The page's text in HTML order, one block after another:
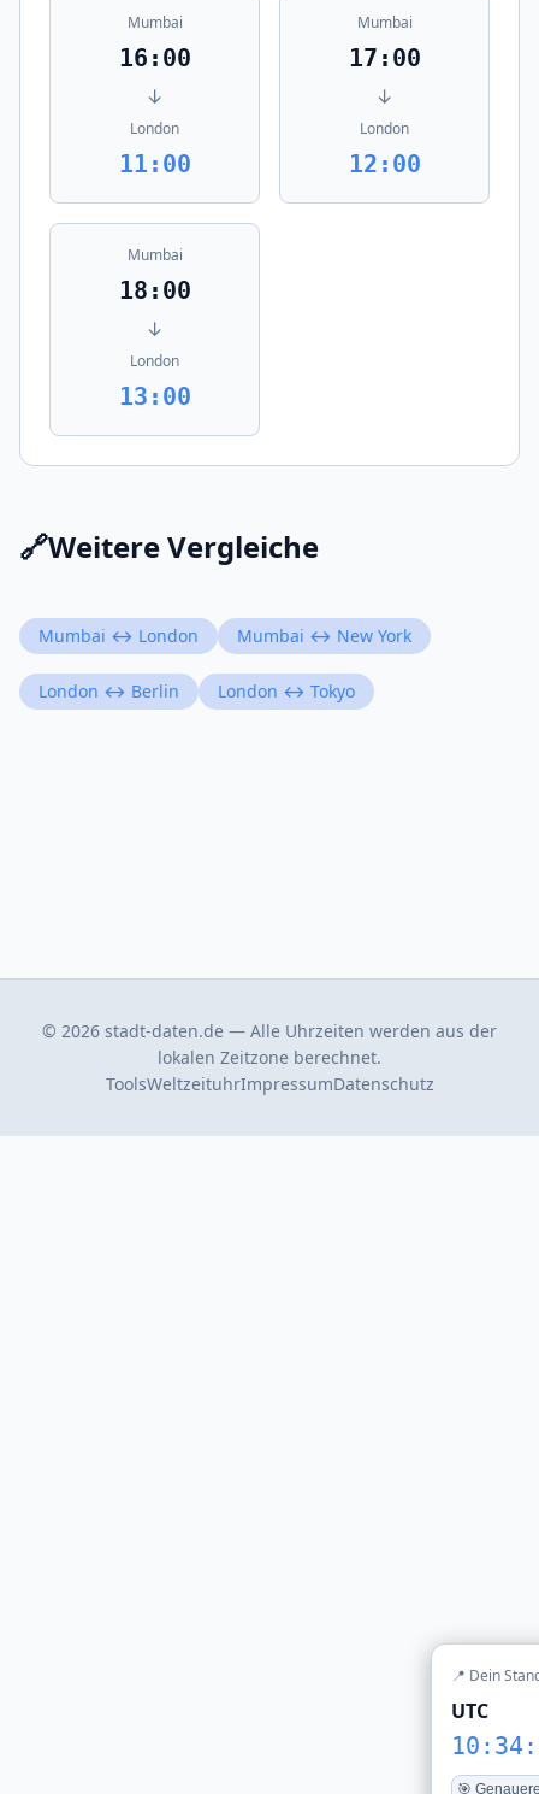
Mumbai
16:00
↓
London
11:00
Mumbai
17:00
↓
London
12:00
Mumbai
18:00
↓
London
13:00
🔗Weitere Vergleiche
Mumbai ↔ London Mumbai ↔ New York
London ↔ Berlin London ↔ Tokyo
© 2026 stadt-daten.de — Alle Uhrzeiten werden aus der
lokalen Zeitzone berechnet.
ToolsWeltzeituhrImpressumDatenschutz
📍 Dein
UTC
🎯